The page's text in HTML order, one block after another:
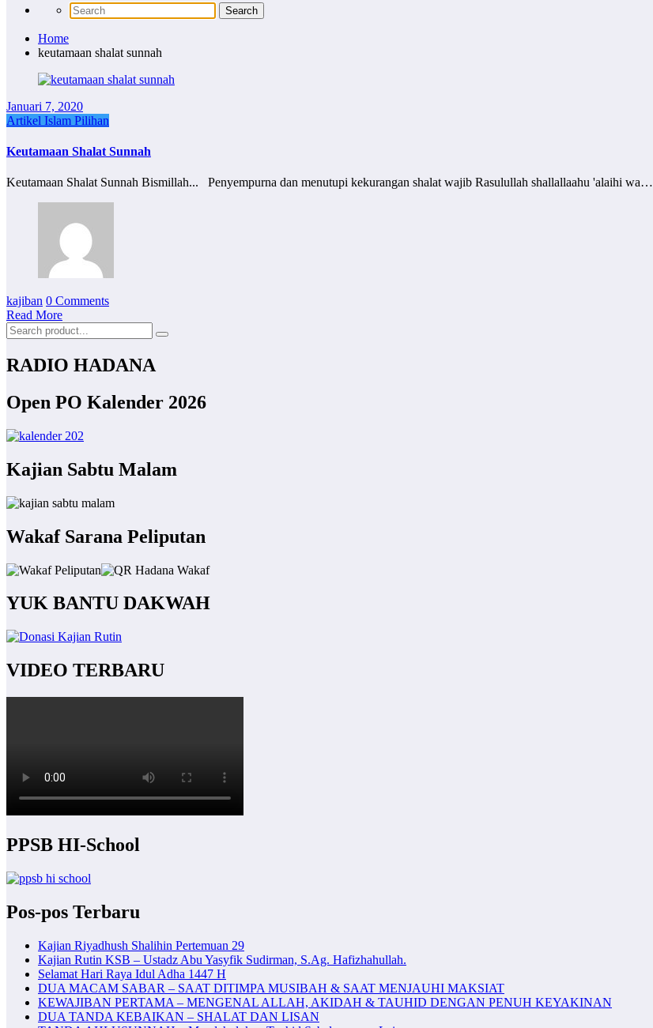
Home
keutamaan shalat sunnah
Januari 7, 2020
Artikel Islam Pilihan
Keutamaan Shalat Sunnah
Keutamaan Shalat Sunnah Bismillah... Penyempurna dan menutupi kekurangan shalat wajib Rasulullah shallallaahu 'alaihi wa…
kajiban 0 Comments
Read More
RADIO HADANA
Open PO Kalender 2026
Kajian Sabtu Malam
Wakaf Sarana Peliputan
YUK BANTU DAKWAH
VIDEO TERBARU
PPSB HI-School
Pos-pos Terbaru
Kajian Riyadhush Shalihin Pertemuan 29
Kajian Rutin KSB – Ustadz Abu Yasyfik Sudirman, S.Ag. Hafizhahullah.
Selamat Hari Raya Idul Adha 1447 H
DUA MACAM SABAR – SAAT DITIMPA MUSIBAH & SAAT MENJAUHI MAKSIAT
KEWAJIBAN PERTAMA – MENGENAL ALLAH, AKIDAH & TAUHID DENGAN PENUH KEYAKINAN
DUA TANDA KEBAIKAN – SHALAT DAN LISAN